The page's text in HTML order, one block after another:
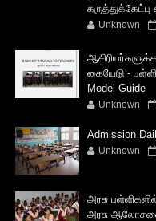
Unknown
கையேடு -
Model Guide
Unknown
Admission
Unknown
அரசு
அரசு